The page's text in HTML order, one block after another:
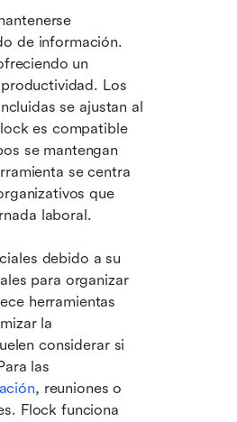
de información.
un
Los
se ajustan al
es compatible
se mantengan
se centra
que
laboral.
debido a su
para organizar
herramientas
la
considerar si
las
, reuniones o
Flock funciona